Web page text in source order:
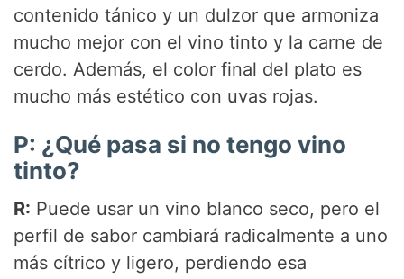
contenido tánico y un dulzor que armoniza
mucho mejor con el vino tinto y la carne de
cerdo. Además, el color final del plato es
mucho más estético con uvas rojas.
P: ¿Qué pasa si no tengo vino
tinto?
R: Puede usar un vino blanco seco, pero el
perfil de sabor cambiará radicalmente a uno
más cítrico y ligero, perdiendo esa